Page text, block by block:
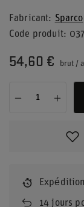
Fabricant
Sparco
Code produit
54,60 € brut /
Expédition
14 jours